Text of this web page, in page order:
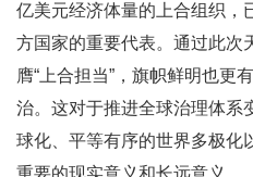
亿美元经济体量的上合组织，
方国家的重要代表。通过此次
膺“上合担当”，旗帜鲜明也更
治。这对于推进全球治理体系
球化、平等有序的世界多极化
重要的现实意义和长远意义。